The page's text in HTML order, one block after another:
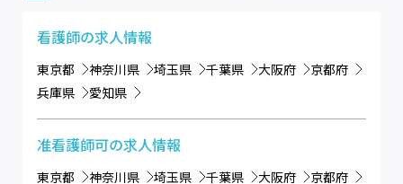
看護師の求人情報
東京都 神奈川県 埼玉県 千葉県 大阪府
京都府
兵庫県
愛知県
准看護師可の求人情報
東京都 神奈川県 埼玉県 千葉県 大阪府
京都府